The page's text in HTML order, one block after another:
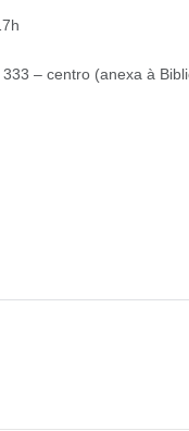
– centro (anexa à